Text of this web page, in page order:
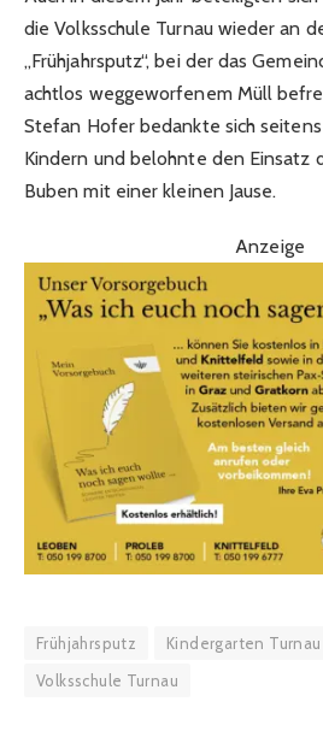
die Volksschule Turnau wieder an
„Frühjahrsputz“, bei der das
achtlos weggeworfenem Müll
Stefan Hofer bedankte sich
Kindern und belohnte den Einsatz
Buben mit einer kleinen Jause.
Anzeige
Frühjahrsputz Kindergarten Turnau
Volksschule Turnau